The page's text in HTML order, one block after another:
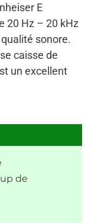
E
20 Hz – 20 kHz
sonore.
caisse de
un excellent
de